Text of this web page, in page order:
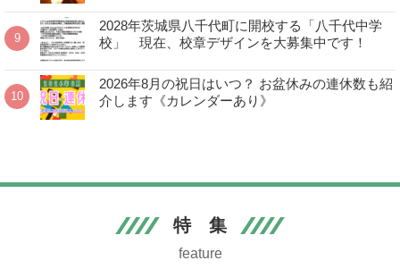
2028年茨城県八千代町に開校する「八千代中学
校」 現在、校章デザインを大募集中です！
2026年8月の祝日はいつ？ お盆休みの連休数も紹
介します《カレンダーあり》
特 集
feature